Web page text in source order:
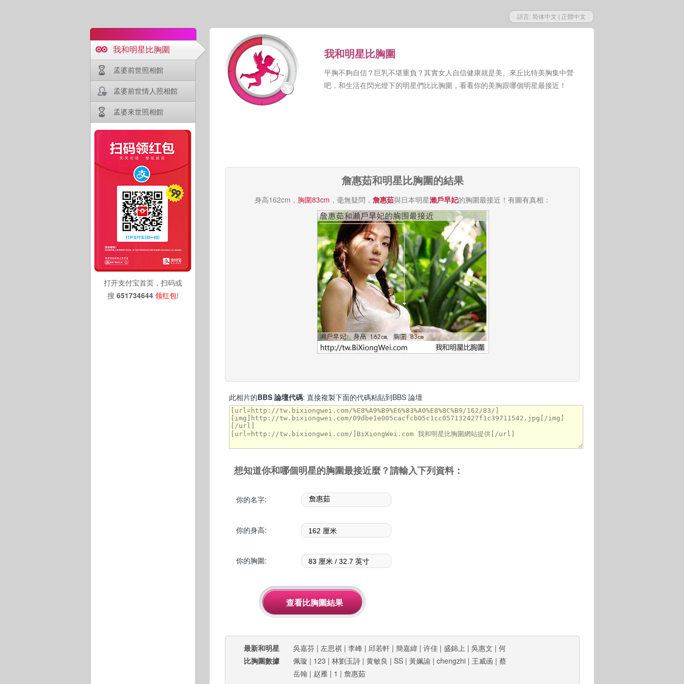
語言: 简体中文 | 正體中文
我和明星比胸圍
孟婆前世照相館
孟婆前世情人照相館
孟婆來世照相館
打开支付宝首页，扫码或
搜 651734644 领红包!
我和明星比胸圍
平胸不夠自信？巨乳不堪重負？其實女人自信健康就是美。來丘比特美胸集中營
吧，和生活在閃光燈下的明星們比比胸圍，看看你的美胸跟哪個明星最接近！
詹惠茹和明星比胸圍的結果
身高162cm， 胸圍83cm ，毫無疑問， 詹惠茹與日本明星瀨戶早妃的胸圍最接近！有圖有真相：
此相片的BBS 論壇代碼: 直接複製下面的代碼粘貼到BBS 論壇
想知道你和哪個明星的胸圍最接近麼？請輸入下列資料：
你的名字:
你的身高:
你的胸圍:
最新和明星
比胸圍數據
吳嘉芬 | 左思祺 | 李峰 | 邱若軒 | 簡嘉緯 | 许佳 | 盛錦上 | 吳惠文 | 何
佩璇 | 123 | 林劉玉詩 | 黄敏良 | SS | 黃姵諭 | chengzhi | 王威函 | 蔡
岳翰 | 赵雁 | 1 | 詹惠茹